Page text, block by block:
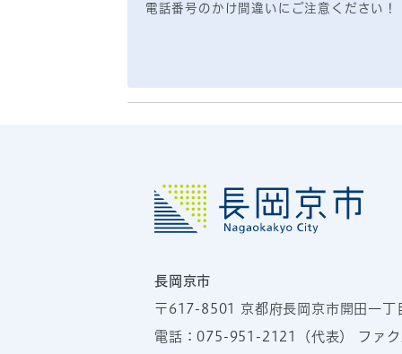
電話番号のかけ間違いにご注意ください！
長岡京市
〒617-8501 京都府長岡京市開田一丁
電話：075-951-2121 （代表） ファ